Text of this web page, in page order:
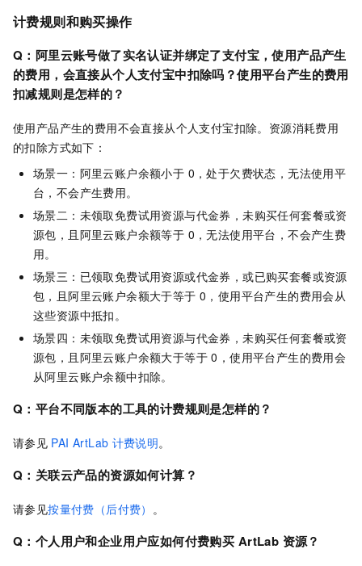
计费规则和购买操作
Q：阿里云账号做了实名认证并绑定了支付宝，使用产品产生
的费用，会直接从个人支付宝中扣除吗？使用平台产生的费用
扣减规则是怎样的？
使用产品产生的费用不会直接从个人支付宝扣除。资源消耗费用
的扣除方式如下：
场景一：阿里云账户余额小于 0，处于欠费状态，无法使用平
台，不会产生费用。
场景二：未领取免费试用资源与代金券，未购买任何套餐或资
源包，且阿里云账户余额等于 0，无法使用平台，不会产生费
用。
场景三：已领取免费试用资源或代金券，或已购买套餐或资源
包，且阿里云账户余额大于等于 0，使用平台产生的费用会从
这些资源中抵扣。
场景四：未领取免费试用资源与代金券，未购买任何套餐或资
源包，且阿里云账户余额大于等于 0，使用平台产生的费用会
从阿里云账户余额中扣除。
Q：平台不同版本的工具的计费规则是怎样的？
请参见 PAI ArtLab 计费说明。
Q：关联云产品的资源如何计算？
请参见按量付费（后付费） 。
Q：个人用户和企业用户应如何付费购买 ArtLab 资源？